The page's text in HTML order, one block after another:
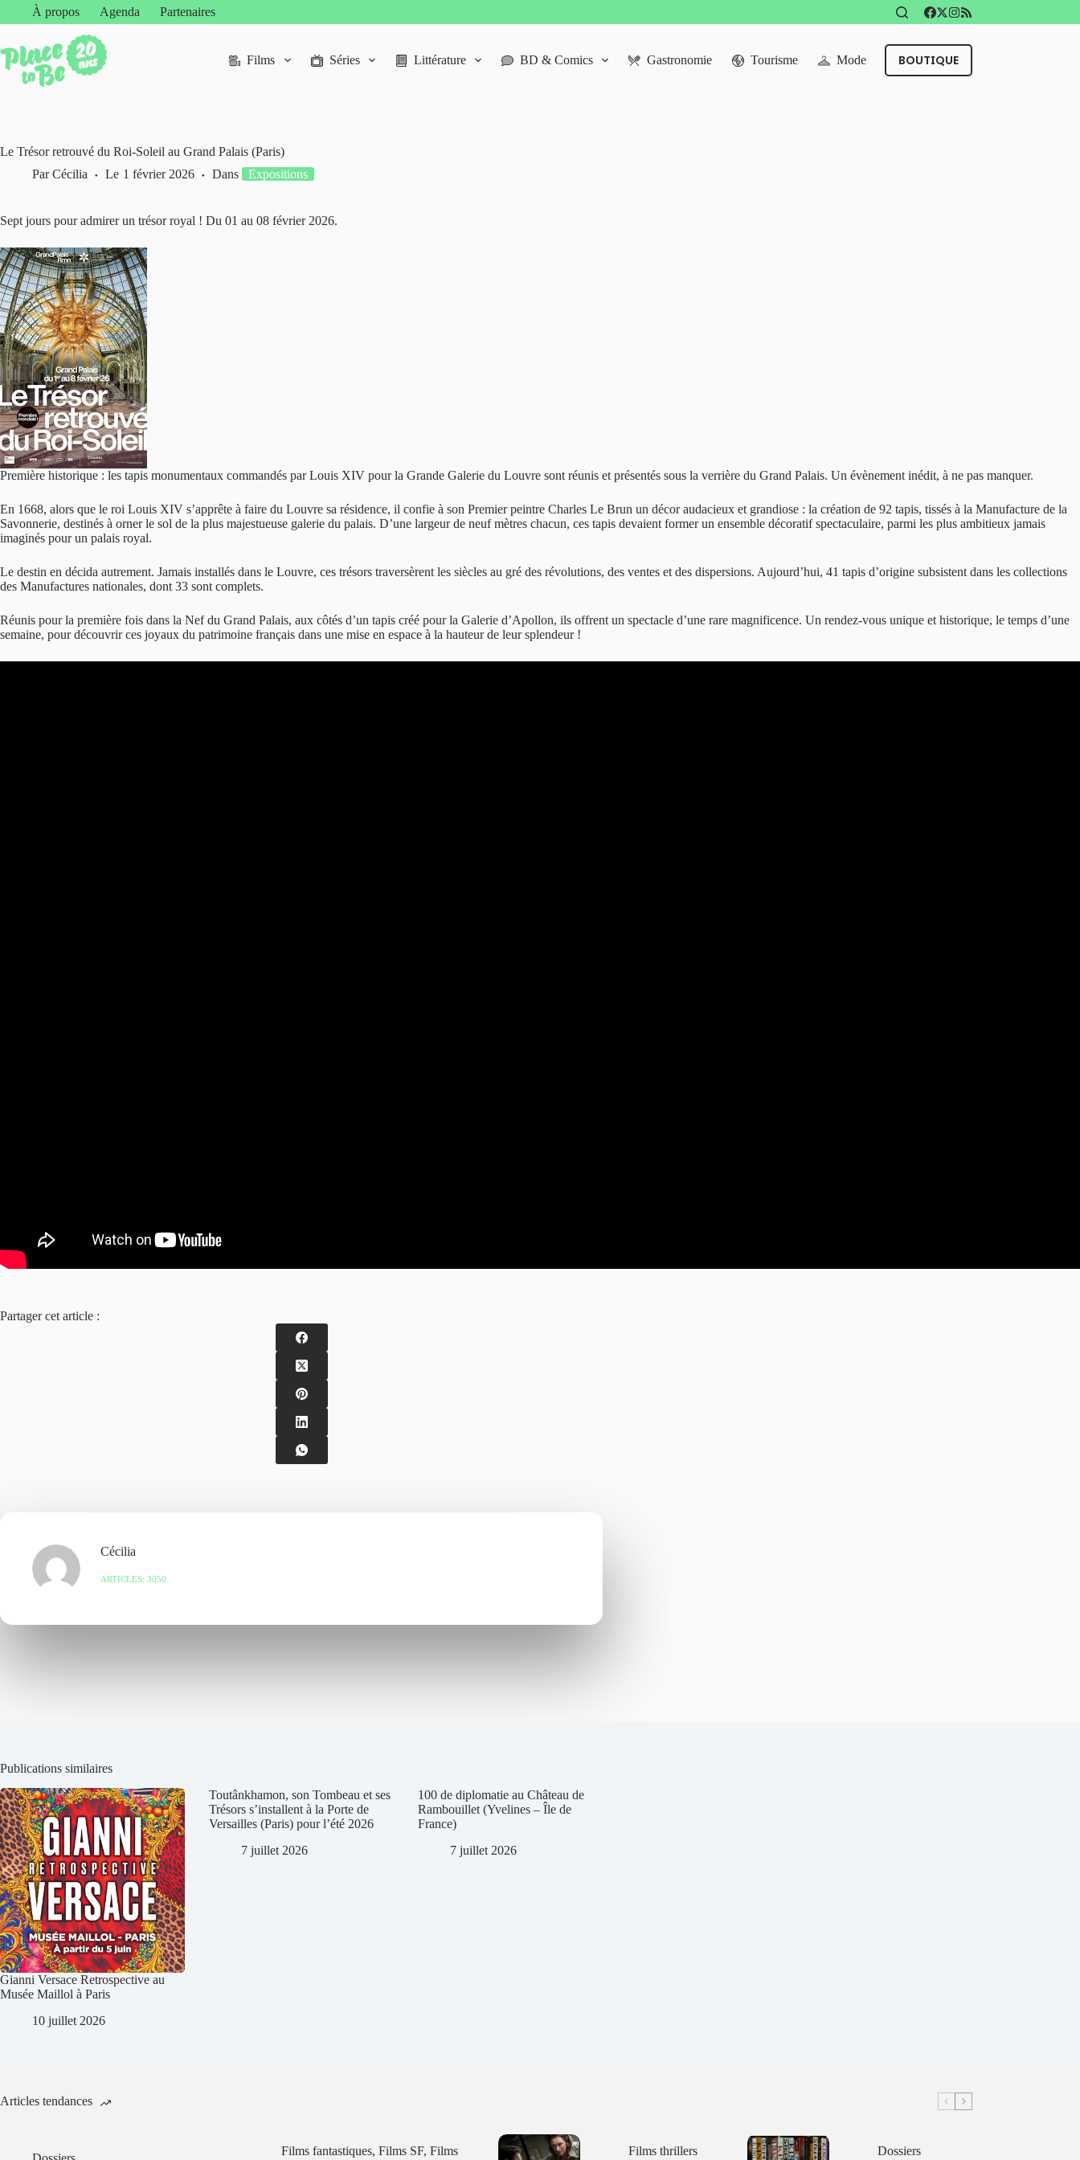
À propos Agenda Partenaires
Films Séries Littérature BD & Comics Gastronomie Tourisme Mode BOUTIQUE
Le Trésor retrouvé du Roi-Soleil au Grand Palais (Paris)
Par Cécilia Le 1 février 2026 Dans Expositions
Sept jours pour admirer un trésor royal ! Du 01 au 08 février 2026.
Première historique : les tapis monumentaux commandés par Louis XIV pour la Grande Galerie du Louvre sont réunis et présentés sous la verrière du Grand Palais. Un évènement inédit, à ne pas manquer.
En 1668, alors que le roi Louis XIV s’apprête à faire du Louvre sa résidence, il confie à son Premier peintre Charles Le Brun un décor audacieux et grandiose : la création de 92 tapis, tissés à la Manufacture de la
Savonnerie, destinés à orner le sol de la plus majestueuse galerie du palais. D’une largeur de neuf mètres chacun, ces tapis devaient former un ensemble décoratif spectaculaire, parmi les plus ambitieux jamais
imaginés pour un palais royal.
Le destin en décida autrement. Jamais installés dans le Louvre, ces trésors traversèrent les siècles au gré des révolutions, des ventes et des dispersions. Aujourd’hui, 41 tapis d’origine subsistent dans les collections
des Manufactures nationales, dont 33 sont complets.
Réunis pour la première fois dans la Nef du Grand Palais, aux côtés d’un tapis créé pour la Galerie d’Apollon, ils offrent un spectacle d’une rare magnificence. Un rendez-vous unique et historique, le temps d’une
semaine, pour découvrir ces joyaux du patrimoine français dans une mise en espace à la hauteur de leur splendeur !
Partager cet article :
Cécilia
ARTICLES: 3050
Publications similaires
Gianni Versace Retrospective au
Musée Maillol à Paris
10 juillet 2026
Toutânkhamon, son Tombeau et ses
Trésors s’installent à la Porte de
Versailles (Paris) pour l’été 2026
7 juillet 2026
100 de diplomatie au Château de
Rambouillet (Yvelines – Île de
France)
7 juillet 2026
Articles tendances
Films fantastiques, Films SF, Films
Films thrillers Dossiers